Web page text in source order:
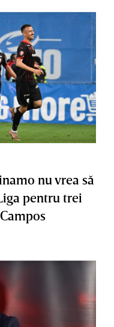
nu vrea să
pentru trei